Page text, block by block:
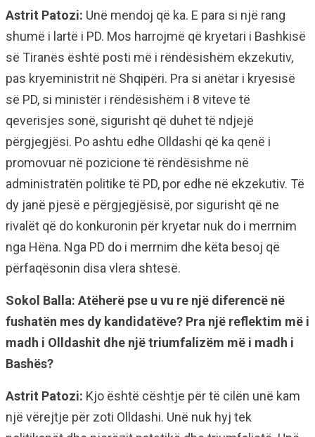
Astrit Patozi: Unë mendoj që ka. E para si një rang
shumë i lartë i PD. Mos harrojmë që kryetari i Bashkisë
së Tiranës është posti më i rëndësishëm ekzekutiv,
pas kryeministrit në Shqipëri. Pra si anëtar i kryesisë
së PD, si ministër i rëndësishëm i 8 viteve të
qeverisjes sonë, sigurisht që duhet të ndjejë
përgjegjësi. Po ashtu edhe Olldashi që ka qenë i
promovuar në pozicione të rëndësishme në
administratën politike të PD, por edhe në ekzekutiv. Të
dy janë pjesë e përgjegjësisë, por sigurisht që ne
rivalët që do konkuronin për kryetar nuk do i merrnim
nga Hëna. Nga PD do i merrnim dhe këta besoj që
përfaqësonin disa vlera shtesë.
Sokol Balla: Atëherë pse u vu re një diferencë në
fushatën mes dy kandidatëve? Pra një reflektim më i
madh i Olldashit dhe një triumfalizëm më i madh i
Bashës?
Astrit Patozi: Kjo është cështje për të cilën unë kam
një vërejtje për zoti Olldashi. Unë nuk hyj tek